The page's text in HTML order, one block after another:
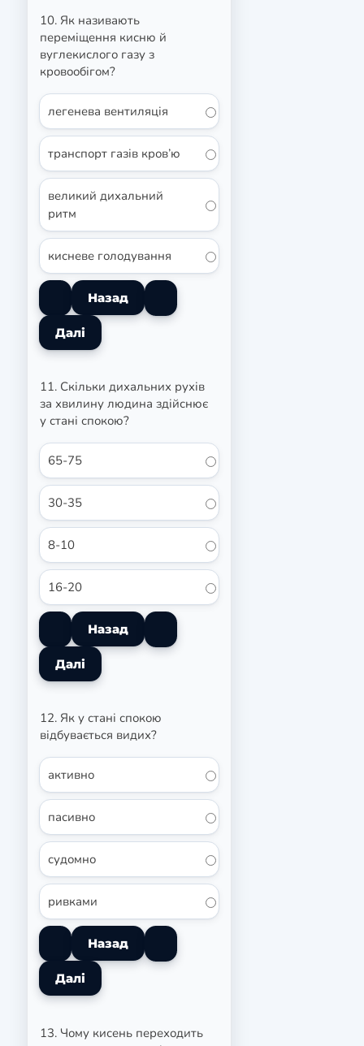
10. Як називають
переміщення кисню й
вуглекислого газу з
кровообігом?
легенева вентиляція
транспорт газів кров’ю
великий дихальний
ритм
кисневе голодування
11. Скільки дихальних рухів
за хвилину людина здійснює
у стані спокою?
65-75
30-35
8-10
16-20
12. Як у стані спокою
відбувається видих?
активно
пасивно
судомно
ривками
13. Чому кисень переходить